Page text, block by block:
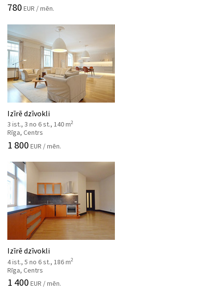
780 EUR / mēn.
Izīrē dzīvokli
3 ist., 3 no 6 st., 140 m2
Rīga, Centrs
1 800 EUR / mēn.
Izīrē dzīvokli
4 ist., 5 no 6 st., 186 m2
Rīga, Centrs
1 400 EUR / mēn.